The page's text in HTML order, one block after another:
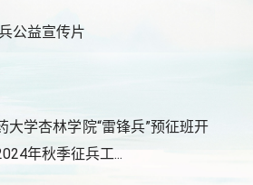
公益宣传片
大学杏林学院“雷锋兵”预征班开
年秋季征兵工...